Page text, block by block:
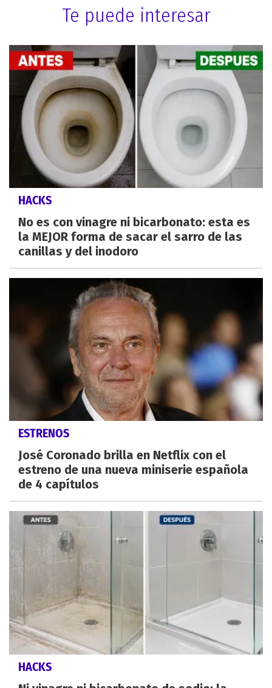
Te puede interesar
HACKS
No es con vinagre ni bicarbonato: esta es
la MEJOR forma de sacar el sarro de las
canillas y del inodoro
ESTRENOS
José Coronado brilla en Netflix con el
estreno de una nueva miniserie española
de 4 capítulos
HACKS